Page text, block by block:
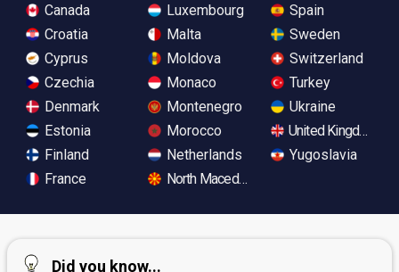
Canada
Croatia
Cyprus
Czechia
Denmark
Estonia
Finland
France
Luxembourg
Malta
Moldova
Monaco
Montenegro
Morocco
Netherlands
North Macedonia
Spain
Sweden
Switzerland
Turkey
Ukraine
United Kingdom
Yugoslavia
Did you know...